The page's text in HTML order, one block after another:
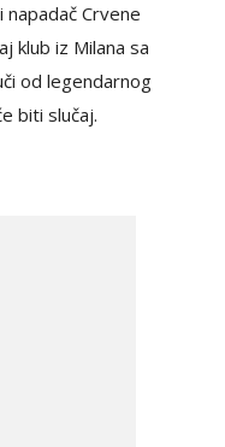
Crvene
klub iz Milana sa
od legendarnog
biti slučaj.